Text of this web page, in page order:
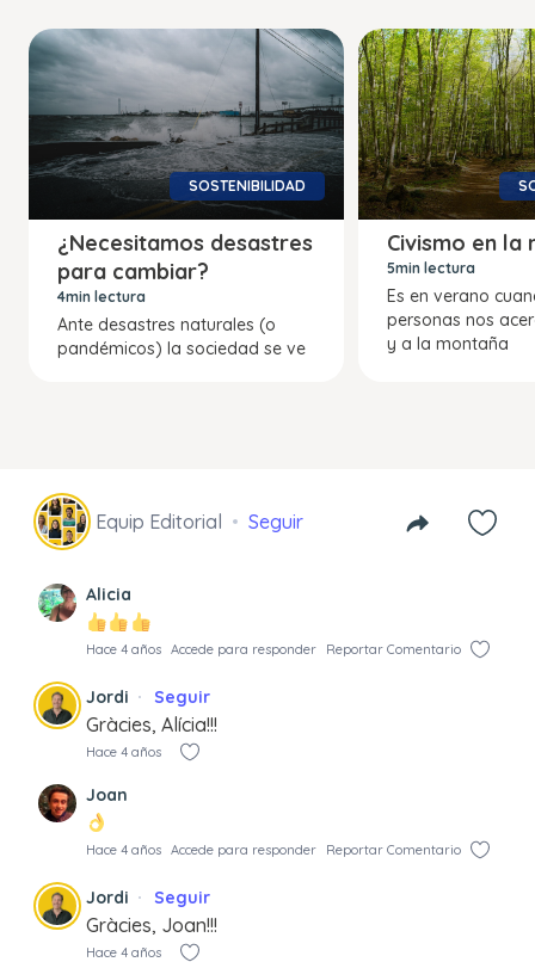
SOSTENIBILIDAD
¿Necesitamos desastres
para cambiar?
4min lectura
Ante desastres naturales (o
pandémicos) la sociedad se ve
Civismo en la
5min lectura
Es en verano
personas nos
y a la montaña
Equip Editorial Seguir
Alicia
Hace 4 años Accede para responder Reportar Comentario
Jordi Seguir
Gràcies, Alícia!!!
Hace 4 años
Joan
Hace 4 años Accede para responder Reportar Comentario
Jordi Seguir
Gràcies, Joan!!!
Hace 4 años